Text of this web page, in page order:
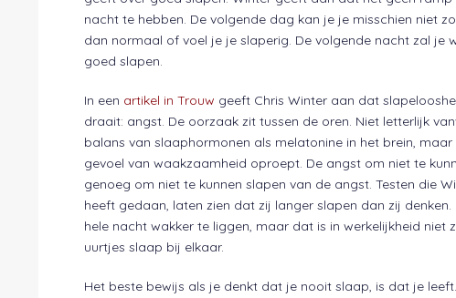
nacht te hebben. De volgende dag kan je je misschien niet
dan normaal of voel je je slaperig. De volgende nacht zal je
goed slapen.
In een artikel in Trouw geeft Chris Winter aan dat
draait: angst. De oorzaak zit tussen de oren. Niet letterlijk
balans van slaaphormonen als melatonine in het brein,
gevoel van waakzaamheid oproept. De angst om niet te
genoeg om niet te kunnen slapen van de angst. Testen die
heeft gedaan, laten zien dat zij langer slapen dan zij
hele nacht wakker te liggen, maar dat is in werkelijkheid niet
uurtjes slaap bij elkaar.
Het beste bewijs als je denkt dat je nooit slaap, is dat je